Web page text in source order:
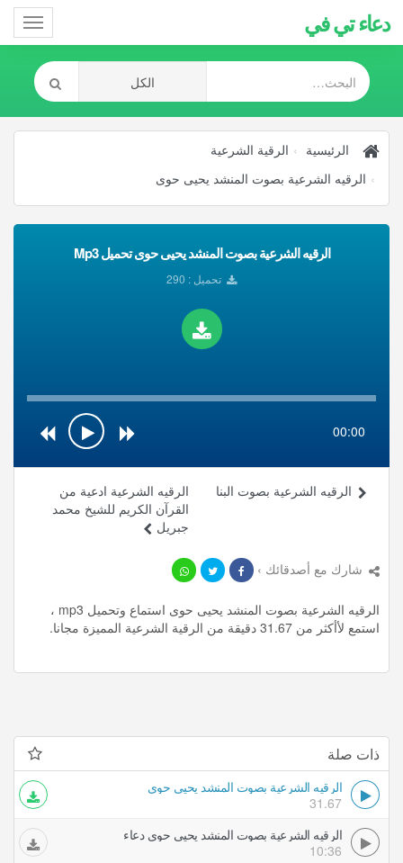
دعاء تي في
الرئيسية
الرقية الشرعية
الرقيه الشرعية بصوت المنشد يحيى حوى
الرقيه الشرعية بصوت المنشد يحيى حوى تحميل Mp3
تحميل : 290
00:00
الرقيه الشرعية ادعية من
القرآن الكريم للشيخ محمد
جبريل
الرقيه الشرعية بصوت البنا
شارك مع أصدقائك ›
الرقيه الشرعية بصوت المنشد يحيى حوى استماع وتحميل mp3 ،
استمع لأأكثر من 31.67 دقيقة من الرقية الشرعية المميزة مجانا.
ذات صلة
الرقيه الشرعية بصوت المنشد يحيى حوى
31.67
الرقيه الشرعية بصوت المنشد يحيى حوى دعاء
10:36